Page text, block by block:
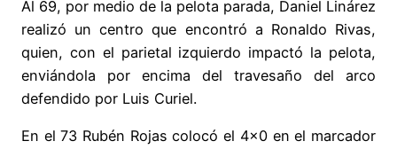
Al 69, por medio de la pelota parada, Daniel Linárez
realizó un centro que encontró a Ronaldo Rivas,
quien, con el parietal izquierdo impactó la pelota,
enviándola por encima del travesaño del arco
defendido por Luis Curiel.
En el 73 Rubén Rojas colocó el 4×0 en el marcador